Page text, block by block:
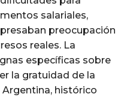
salariales,
preocupación
reales. La
específicas sobre
la gratuidad de la
histórico